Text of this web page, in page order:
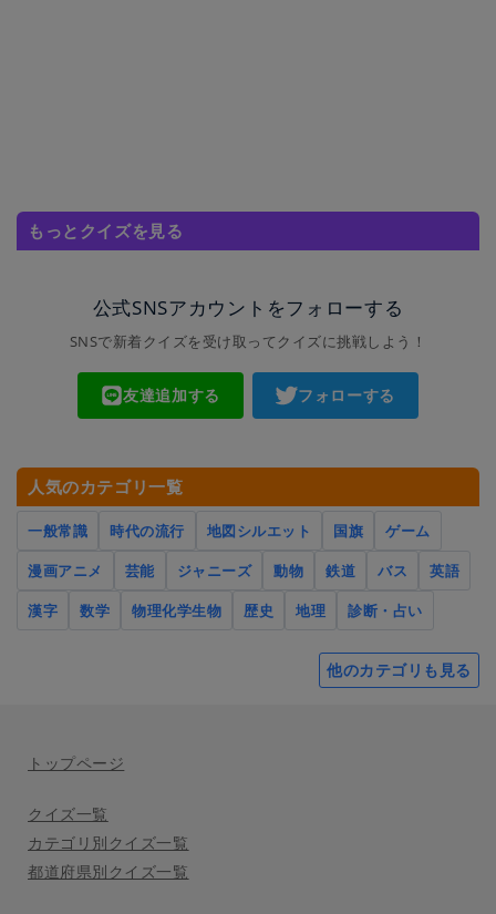
もっとクイズを見る
公式SNSアカウントをフォローする
SNSで新着クイズを受け取ってクイズに挑戦しよう！
友達追加する フォローする
人気のカテゴリ一覧
一般常識 時代の流行 地図シルエット 国旗
ゲーム
漫画アニメ
芸能 ジャニーズ 動物 鉄道 バス
英語
漢字
数学 物理化学生物 歴史 地理 診断・占い
他のカテゴリも見る
トップページ
クイズ一覧
カテゴリ別クイズ一覧
都道府県別クイズ一覧